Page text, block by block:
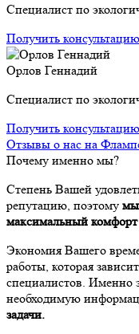
Специалист по
Получить консультацию
Орлов Геннадий
Специалист по
Получить консультацию
Отзывы о нас на
Почему именно мы?
Степень Вашей
репутацию, поэтому мы
максимальный комфорт
Экономия Вашего
работы, которая
специалистов. Именно
необходимую
задачи.